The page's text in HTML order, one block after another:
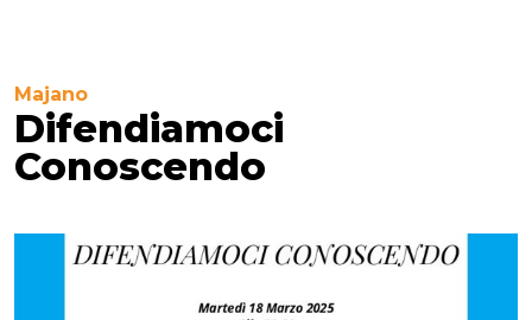
Majano
Difendiamoci
Conoscendo